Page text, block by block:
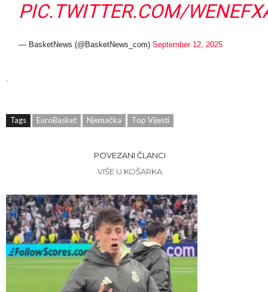
PIC.TWITTER.COM/
— BasketNews (@BasketNews_com)September 12, 2025
.
Tags EuroBasket Njemačka Top Vijesti
POVEZANI ČLANCI
VIŠE U KOŠARKA